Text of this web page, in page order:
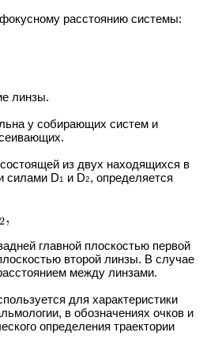
расстоянию системы:
линзы.
у собирающих систем и
из двух находящихся в
силами D1 и D2, определяется
главной плоскостью первой
второй линзы. В случае
между линзами.
для характеристики
в обозначениях очков и
определения траектории